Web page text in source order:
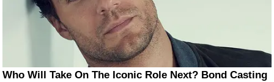
Who Will Take On The Iconic Role Next? Bond Casting